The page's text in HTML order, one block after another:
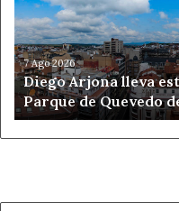
viernes
su
humor
al
Parque
de
Quevedo
de
7 Ago 2026
Diego Arjona lleva
Parque de Quevedo